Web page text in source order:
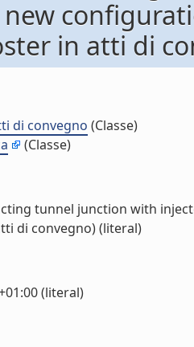
new
in atti di
di convegno (Classe)
(Classe)
tunnel junction with
di convegno) (literal)
(literal)